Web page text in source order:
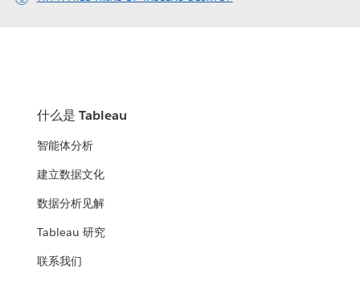
什么是 Tableau
智能体分析
建立数据文化
数据分析见解
Tableau 研究
联系我们